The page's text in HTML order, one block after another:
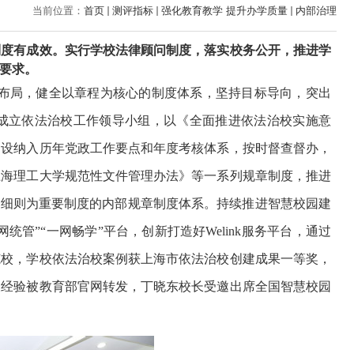
当前位置： 首页 测评指标 强化教育教学 提升办学质量 内部治理
有成效。实行学校法律顾问制度，落实校务公开，推进学
求。
局，健全以章程为核心的制度体系，坚持目标导向，突出
依法治校工作领导小组，以《全面推进依法治校实施意
纳入历年党政工作要点和年度考核体系，按时督查督办，
理工大学规范性文件管理办法》等一系列规章制度，推进
则为重要制度的内部规章制度体系。持续推进智慧校园建
统管”“一网畅学”平台，创新打造好Welink服务平台，通过
，学校依法治校案例获上海市依法治校创建成果一等奖，
验被教育部官网转发，丁晓东校长受邀出席全国智慧校园